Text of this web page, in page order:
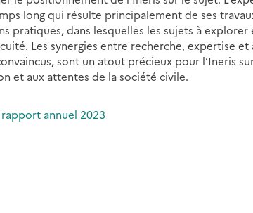
long qui résulte principalement de ses
pratiques, dans lesquelles les sujets à
Les synergies entre recherche, expertise
sont un atout précieux pour l’Ineris
et aux attentes de la société civile.
rapport annuel 2023